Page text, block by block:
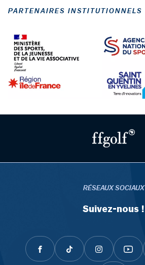
PARTENAIRES INSTITUTIONNELS
RÉSEAUX SOCIAUX
Suivez-nous !